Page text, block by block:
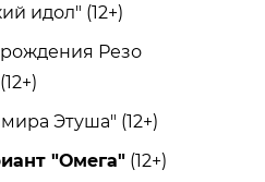
идол" (12+)
Резо
Этуша" (12+)
"Омега" (12+)